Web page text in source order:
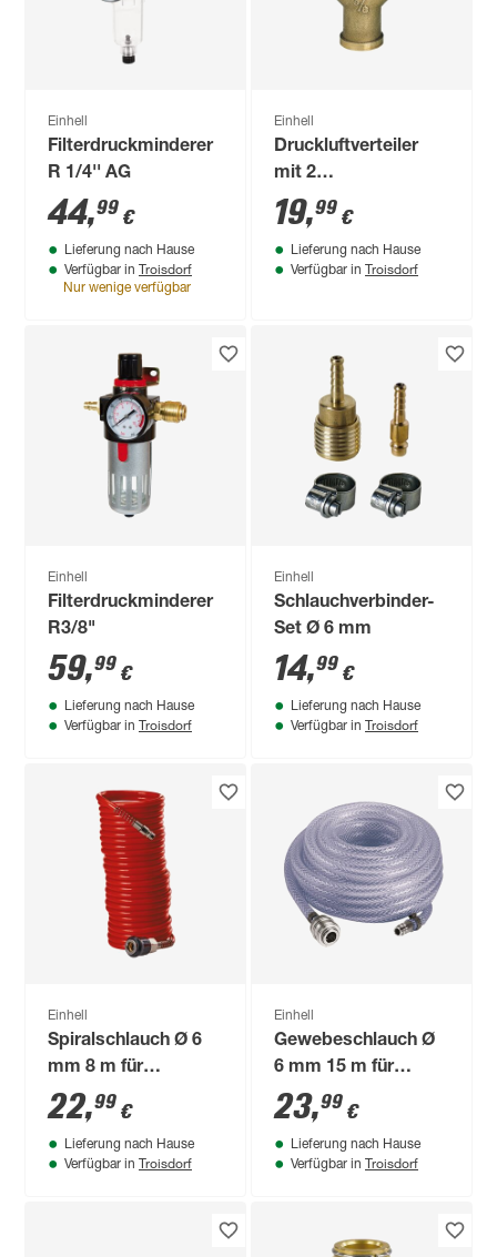
Einhell
Filterdruckminderer
R 1/4'' AG
44,99 €
Lieferung nach Hause
Verfügbar in Troisdorf
Nur wenige verfügbar
Einhell
Druckluftverteiler
mit 2
Schnellkupplungen
R3/8"IG
19,99 €
Lieferung nach Hause
Verfügbar in Troisdorf
Einhell
Filterdruckminderer
R3/8"
59,99 €
Lieferung nach Hause
Verfügbar in Troisdorf
Einhell
Schlauchverbinder-
Set Ø 6 mm
14,99 €
Lieferung nach Hause
Verfügbar in Troisdorf
Einhell
Spiralschlauch Ø 6
mm 8 m für
Kompressoren
22,99 €
Lieferung nach Hause
Verfügbar in Troisdorf
Einhell
Gewebeschlauch Ø
6 mm 15 m für
Kompressoren
23,99 €
Lieferung nach Hause
Verfügbar in Troisdorf